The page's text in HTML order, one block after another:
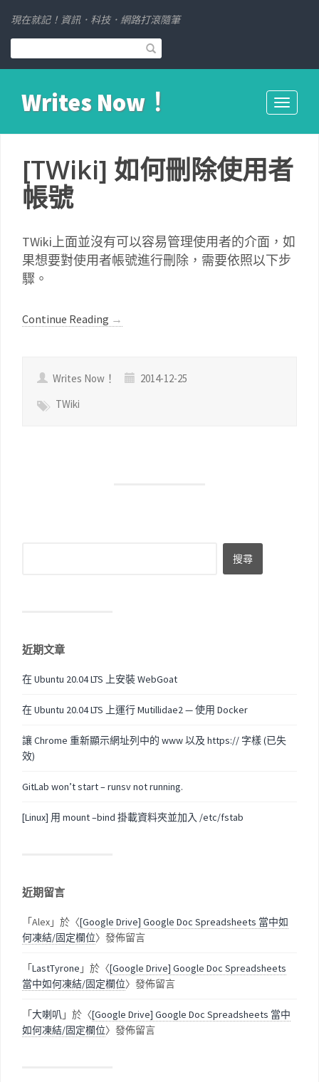
現在就記！資訊．科技．網路打滾隨筆
Toggle
Writes Now！
[TWiki] 如何刪除使用者
帳號
TWiki上面並沒有可以容易管理使用者的介面，如
果想要對使用者帳號進行刪除，需要依照以下步
驟。
Continue Reading →
Writes Now！
2014-12-25
TWiki
近期文章
在 Ubuntu 20.04 LTS 上安裝 WebGoat
在 Ubuntu 20.04 LTS 上運行 Mutillidae2 — 使用 Docker
讓 Chrome 重新顯示網址列中的 www 以及 https:// 字樣 (已失
效)
GitLab won’t start – runsv not running.
[Linux] 用 mount –bind 掛載資料夾並加入 /etc/fstab
近期留言
「Alex」於〈[Google Drive] Google Doc Spreadsheets 當中如
何凍結/固定欄位〉發佈留言
「LastTyrone 」於〈[Google Drive] Google Doc Spreadsheets
當中如何凍結/固定欄位〉發佈留言
「大喇叭 」於〈[Google Drive] Google Doc Spreadsheets 當中
如何凍結/固定欄位〉發佈留言